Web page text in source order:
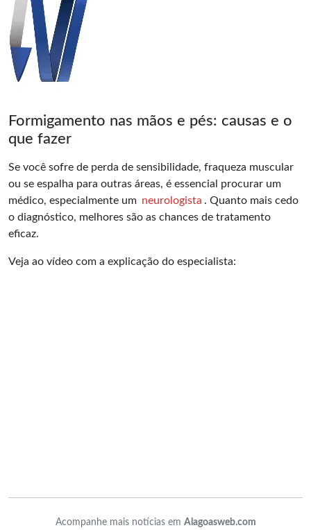
Formigamento nas mãos e pés: causas e o
que fazer
Se você sofre de perda de sensibilidade, fraqueza muscular
ou se espalha para outras áreas, é essencial procurar um
médico, especialmente um neurologista . Quanto mais cedo
o diagnóstico, melhores são as chances de tratamento
eficaz.
Veja ao vídeo com a explicação do especialista:
Acompanhe mais notícias em Alagoasweb.com